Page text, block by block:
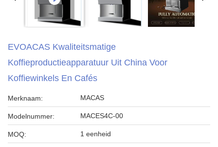
EVOACAS Kwaliteitsmatige
Koffieproductieapparatuur Uit China Voor
Koffiewinkels En Cafés
Merknaam: MACAS
Modelnummer: MACES4C-00
MOQ: 1 eenheid